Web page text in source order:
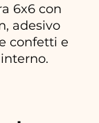
6x6 con
adesivo
confetti e